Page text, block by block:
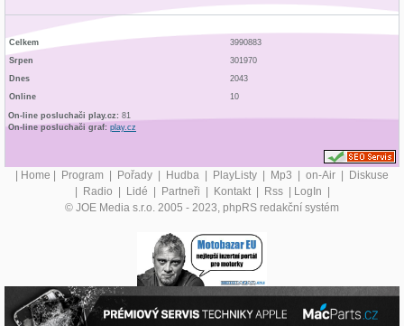
Celkem
3990883
Srpen
301970
Dnes
2043
Online
10
On-line posluchači play.cz: 81
On-line posluchači graf: play.cz
| Home | Program | Pořady | Hudba | PlayListy | Mp3 | on-Air | Diskuse
| Radio | Lidé | Partneři | Kontakt | Rss | LogIn |
© JOE Media s.r.o. 2005 - 2023, phpRS redakční systém